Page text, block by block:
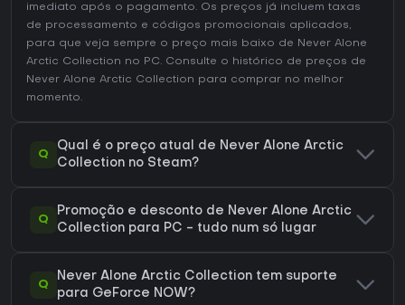
imediato após o pagamento. Os preços já incluem taxas
de processamento e códigos promocionais aplicados,
para que veja sempre o preço mais baixo de Never Alone
Arctic Collection no PC. Consulte o histórico de preços de
Never Alone Arctic Collection para comprar no melhor
momento.
Q
Qual é o preço atual de Never Alone Arctic
Collection no Steam?
Q
Promoção e desconto de Never Alone Arctic
Collection para PC - tudo num só lugar
Q
Never Alone Arctic Collection tem suporte
para GeForce NOW?